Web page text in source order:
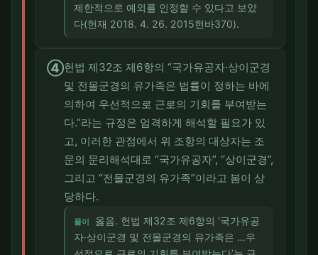
제한적으로 예외를 인정할 수 있다고 보았
다(헌재 2018. 4. 26. 2015헌바370).
④헌법 제32조 제6항의 “국가유공자·상이군경
및 전몰군경의 유가족은 법률이 정하는 바에
의하여 우선적으로 근로의 기회를 부여받는
다.”라는 규정은 엄격하게 해석할 필요가 있
고, 이러한 관점에서 위 조항의 대상자는 조
문의 문리해석대로 “국가유공자”, “상이군경”,
그리고 “전몰군경의 유가족”이라고 봄이 상
당하다.
풀이
옳음. 헌법 제32조 제6항의 ‘국가유공
자·상이군경 및 전몰군경의 유가족은 …우